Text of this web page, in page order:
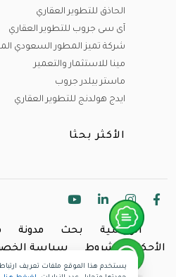
الحاذق للتطوير العقاري
آى سى جروب للتطوير العقاري
شركة تميز المطور السعودي
مينا للاستثمار والتعمير
ماستر بيلدر جروب
ايدج هولدنج للتطوير العقاري
الأكثر بحثا
الرئيسية بحث مدونة
الأحكام والشروط
سياسة
يستخدم هذا الموقع ملفات تعريف